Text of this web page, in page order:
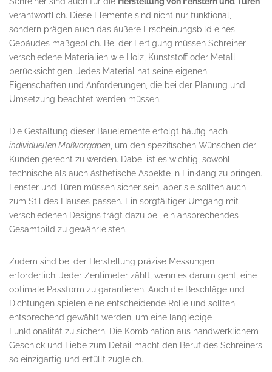
verantwortlich. Diese Elemente sind nicht nur funktional,
sondern prägen auch das äußere Erscheinungsbild eines
Gebäudes maßgeblich. Bei der Fertigung müssen Schreiner
verschiedene Materialien wie Holz, Kunststoff oder Metall
berücksichtigen. Jedes Material hat seine eigenen
Eigenschaften und Anforderungen, die bei der Planung und
Umsetzung beachtet werden müssen.
Die Gestaltung dieser Bauelemente erfolgt häufig nach
individuellen Maßvorgaben , um den spezifischen Wünschen der
Kunden gerecht zu werden. Dabei ist es wichtig, sowohl
technische als auch ästhetische Aspekte in Einklang zu bringen.
Fenster und Türen müssen sicher sein, aber sie sollten auch
zum Stil des Hauses passen. Ein sorgfältiger Umgang mit
verschiedenen Designs trägt dazu bei, ein ansprechendes
Gesamtbild zu gewährleisten.
Zudem sind bei der Herstellung präzise Messungen
erforderlich. Jeder Zentimeter zählt, wenn es darum geht, eine
optimale Passform zu garantieren. Auch die Beschläge und
Dichtungen spielen eine entscheidende Rolle und sollten
entsprechend gewählt werden, um eine langlebige
Funktionalität zu sichern. Die Kombination aus handwerklichem
Geschick und Liebe zum Detail macht den Beruf des Schreiners
so einzigartig und erfüllt zugleich.